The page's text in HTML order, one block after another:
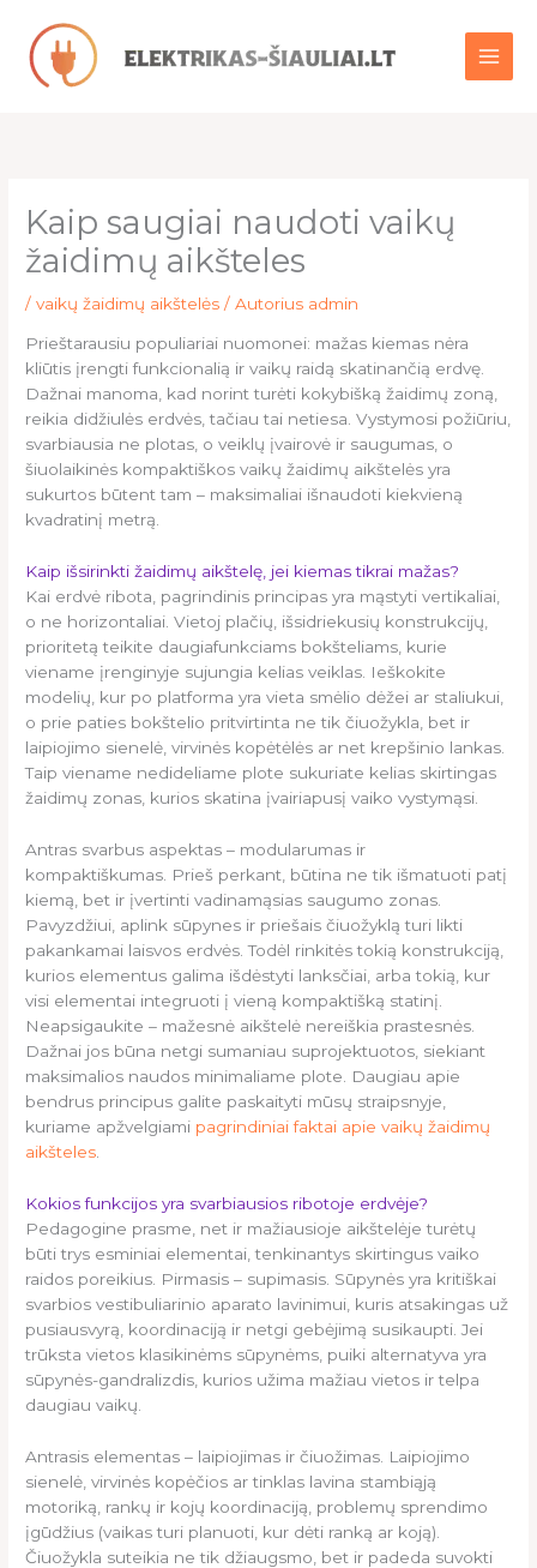
turinio
Kaip saugiai naudoti vaikų
žaidimų aikšteles
/vaikų žaidimų aikštelės / Autorius admin
Prieštarausiu populiariai nuomonei: mažas kiemas nėra
kliūtis įrengti funkcionalią ir vaikų raidą skatinančią erdvę.
Dažnai manoma, kad norint turėti kokybišką žaidimų zoną,
reikia didžiulės erdvės, tačiau tai netiesa. Vystymosi požiūriu,
svarbiausia ne plotas, o veiklų įvairovė ir saugumas, o
šiuolaikinės kompaktiškos vaikų žaidimų aikštelės yra
sukurtos būtent tam – maksimaliai išnaudoti kiekvieną
kvadratinį metrą.
Kaip išsirinkti žaidimų aikštelę, jei kiemas tikrai mažas?
Kai erdvė ribota, pagrindinis principas yra mąstyti vertikaliai,
o ne horizontaliai. Vietoj plačių, išsidriekusių konstrukcijų,
prioritetą teikite daugiafunkciams bokšteliams, kurie
viename įrenginyje sujungia kelias veiklas. Ieškokite
modelių, kur po platforma yra vieta smėlio dėžei ar staliukui,
o prie paties bokštelio pritvirtinta ne tik čiuožykla, bet ir
laipiojimo sienelė, virvinės kopėtėlės ar net krepšinio lankas.
Taip viename nedideliame plote sukuriate kelias skirtingas
žaidimų zonas, kurios skatina įvairiapusį vaiko vystymąsi.
Antras svarbus aspektas – modularumas ir
kompaktiškumas. Prieš perkant, būtina ne tik išmatuoti patį
kiemą, bet ir įvertinti vadinamąsias saugumo zonas.
Pavyzdžiui, aplink sūpynes ir priešais čiuožyklą turi likti
pakankamai laisvos erdvės. Todėl rinkitės tokią konstrukciją,
kurios elementus galima išdėstyti lanksčiai, arba tokią, kur
visi elementai integruoti į vieną kompaktišką statinį.
Neapsigaukite – mažesnė aikštelė nereiškia prastesnės.
Dažnai jos būna netgi sumaniau suprojektuotos, siekiant
maksimalios naudos minimaliame plote. Daugiau apie
bendrus principus galite paskaityti mūsų straipsnyje,
kuriame apžvelgiami pagrindiniai faktai apie vaikų žaidimų
aikšteles
Kokios funkcijos yra svarbiausios ribotoje erdvėje?
Pedagogine prasme, net ir mažiausioje aikštelėje turėtų
būti trys esminiai elementai, tenkinantys skirtingus vaiko
raidos poreikius. Pirmasis – supimasis. Sūpynės yra kritiškai
svarbios vestibuliarinio aparato lavinimui, kuris atsakingas už
pusiausvyrą, koordinaciją ir netgi gebėjimą susikaupti. Jei
trūksta vietos klasikinėms sūpynėms, puiki alternatyva yra
sūpynės-gandralizdis, kurios užima mažiau vietos ir telpa
daugiau vaikų.
Antrasis elementas – laipiojimas ir čiuožimas. Laipiojimo
sienelė, virvinės kopėčios ar tinklas lavina stambiąją
motoriką, rankų ir kojų koordinaciją, problemų sprendimo
įgūdžius (vaikas turi planuoti, kur dėti ranką ar koją).
Čiuožykla suteikia ne tik džiaugsmo, bet ir padeda suvokti